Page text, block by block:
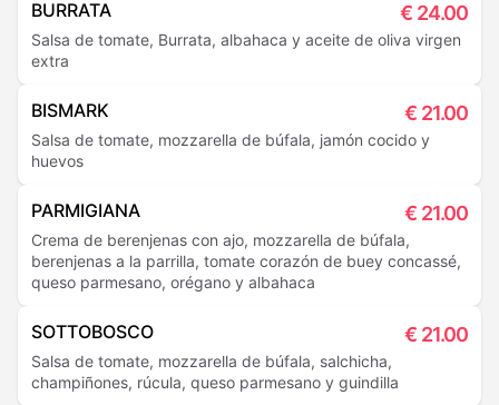
BURRATA € 24.00
Salsa de tomate, Burrata, albahaca y aceite de oliva virgen
extra
BISMARK € 21.00
Salsa de tomate, mozzarella de búfala, jamón cocido y
huevos
PARMIGIANA € 21.00
Crema de berenjenas con ajo, mozzarella de búfala,
berenjenas a la parrilla, tomate corazón de buey concassé,
queso parmesano, orégano y albahaca
SOTTOBOSCO € 21.00
Salsa de tomate, mozzarella de búfala, salchicha,
champiñones, rúcula, queso parmesano y guindilla